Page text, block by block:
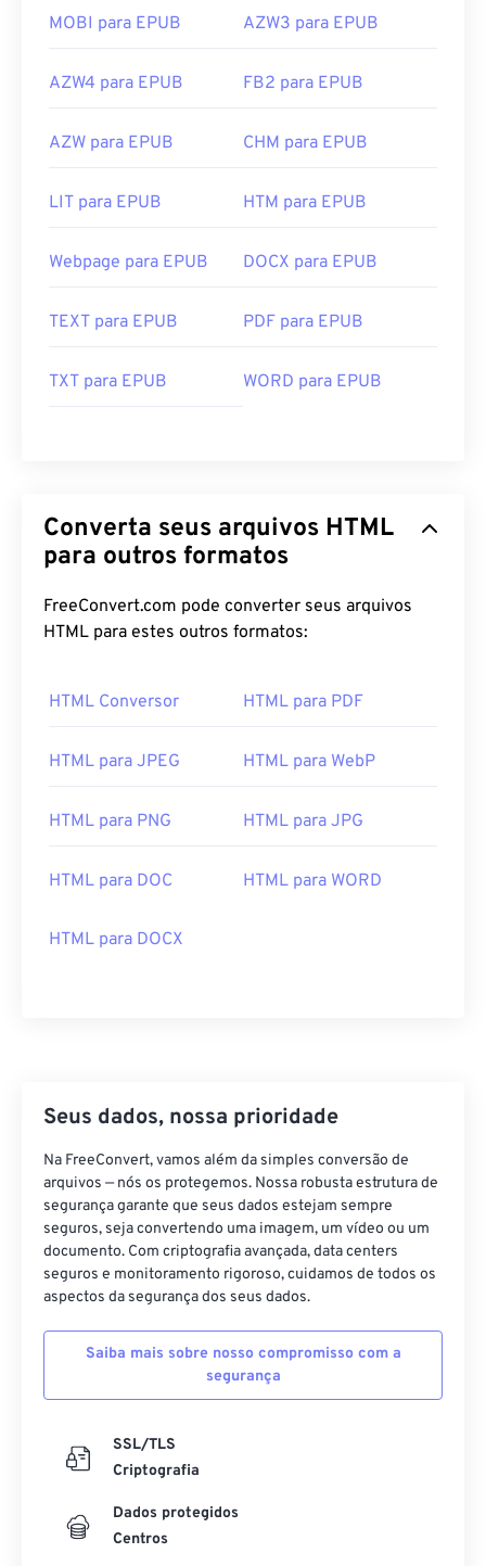
MOBI para EPUB AZW3 para EPUB
AZW4 para EPUB FB2 para EPUB
AZW para EPUB CHM para EPUB
LIT para EPUB HTM para EPUB
Webpage para EPUB DOCX para EPUB
TEXT para EPUB PDF para EPUB
TXT para EPUB WORD para EPUB
Converta seus arquivos HTML
para outros formatos
FreeConvert.com pode converter seus arquivos
HTML para estes outros formatos:
HTML Conversor HTML para PDF
HTML para JPEG HTML para WebP
HTML para PNG HTML para JPG
HTML para DOC HTML para WORD
HTML para DOCX
Seus dados, nossa prioridade
Na FreeConvert, vamos além da simples conversão de
arquivos — nós os protegemos. Nossa robusta estrutura de
segurança garante que seus dados estejam sempre
seguros, seja convertendo uma imagem, um vídeo ou um
documento. Com criptografia avançada, data centers
seguros e monitoramento rigoroso, cuidamos de todos os
aspectos da segurança dos seus dados.
Saiba mais sobre nosso compromisso com a
segurança
SSL/TLS
Criptografia
Dados protegidos
Centros